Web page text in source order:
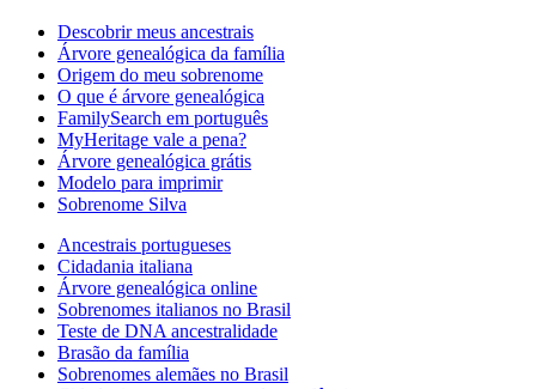
Descobrir meus ancestrais
Árvore genealógica da família
Origem do meu sobrenome
O que é árvore genealógica
FamilySearch em português
MyHeritage vale a pena?
Árvore genealógica grátis
Modelo para imprimir
Sobrenome Silva
Ancestrais portugueses
Cidadania italiana
Árvore genealógica online
Sobrenomes italianos no Brasil
Teste de DNA ancestralidade
Brasão da família
Sobrenomes alemães no Brasil